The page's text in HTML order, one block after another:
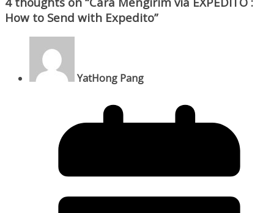
How to Send with Expedito”
YatHong Pang